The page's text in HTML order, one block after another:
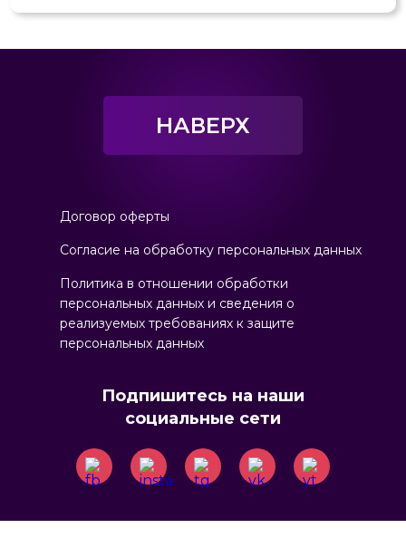
НАВЕРХ
Договор оферты
Согласие на обработку персональных данных
Политика в отношении обрабoтки
персональных данных и сведения о
реализуемых требованиях к защите
персональных данных
Подпишитесь на наши
социальные сети